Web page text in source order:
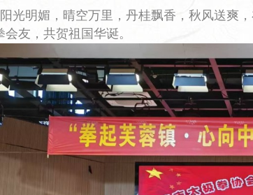
光明媚，晴空万里，丹桂飘香，秋风送爽
友，共贺祖国华诞。